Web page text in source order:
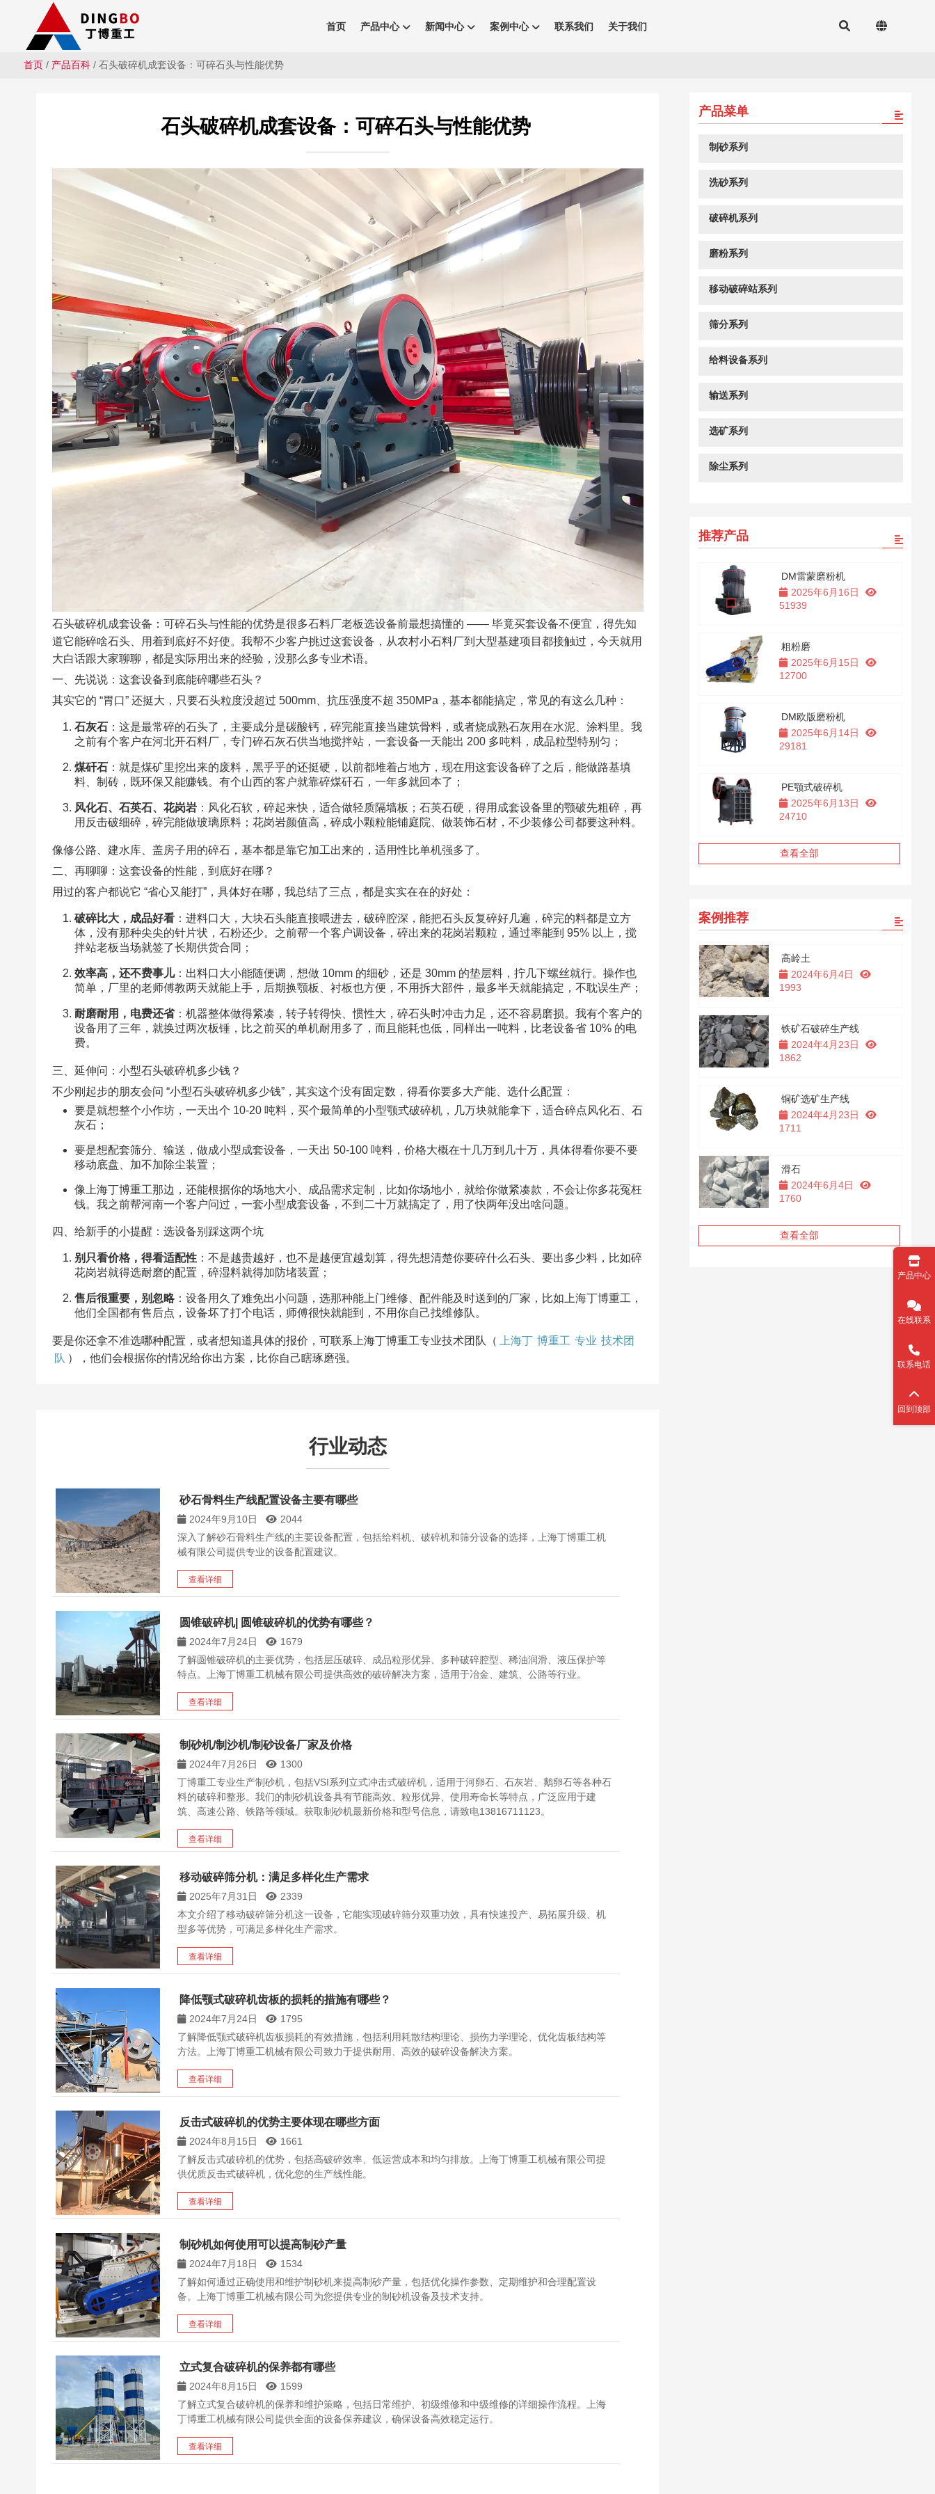
首页 产品中心 新闻中心 案例中心 联系我们 关于我们
首页/ 产品百科/ 石头破碎机成套设备：可碎石头与性能优势
石头破碎机成套设备：可碎石头与性能优势
石头破碎机成套设备：可碎石头与性能的优势是很多石料厂老板选设备前最想搞懂的 —— 毕竟买套设备不便宜，得先知
道它能碎啥石头、用着到底好不好使。我帮不少客户挑过这套设备，从农村小石料厂到大型基建项目都接触过，今天就用
大白话跟大家聊聊，都是实际用出来的经验，没那么多专业术语。​
一、先说说：这套设备到底能碎哪些石头？​
其实它的 “胃口” 还挺大，只要石头粒度没超过 500mm、抗压强度不超 350MPa，基本都能搞定，常见的有这么几种：​
石灰石：这是最常碎的石头了，主要成分是碳酸钙，碎完能直接当建筑骨料，或者烧成熟石灰用在水泥、涂料里。我
之前有个客户在河北开石料厂，专门碎石灰石供当地搅拌站，一套设备一天能出 200 多吨料，成品粒型特别匀；​
煤矸石：就是煤矿里挖出来的废料，黑乎乎的还挺硬，以前都堆着占地方，现在用这套设备碎了之后，能做路基填
料、制砖，既环保又能赚钱。有个山西的客户就靠碎煤矸石，一年多就回本了；​
风化石、石英石、花岗岩：风化石软，碎起来快，适合做轻质隔墙板；石英石硬，得用成套设备里的颚破先粗碎，再
用反击破细碎，碎完能做玻璃原料；花岗岩颜值高，碎成小颗粒能铺庭院、做装饰石材，不少装修公司都要这种料。​
像修公路、建水库、盖房子用的碎石，基本都是靠它加工出来的，适用性比单机强多了。​
二、再聊聊：这套设备的性能，到底好在哪？​
用过的客户都说它 “省心又能打”，具体好在哪，我总结了三点，都是实实在在的好处：​
破碎比大，成品好看：进料口大，大块石头能直接喂进去，破碎腔深，能把石头反复碎好几遍，碎完的料都是立方
体，没有那种尖尖的针片状，石粉还少。之前帮一个客户调设备，碎出来的花岗岩颗粒，通过率能到 95% 以上，搅
拌站老板当场就签了长期供货合同；​
效率高，还不费事儿：出料口大小能随便调，想做 10mm 的细砂，还是 30mm 的垫层料，拧几下螺丝就行。操作也
简单，厂里的老师傅教两天就能上手，后期换颚板、衬板也方便，不用拆大部件，最多半天就能搞定，不耽误生产；​
耐磨耐用，电费还省：机器整体做得紧凑，转子转得快、惯性大，碎石头时冲击力足，还不容易磨损。我有个客户的
设备用了三年，就换过两次板锤，比之前买的单机耐用多了，而且能耗也低，同样出一吨料，比老设备省 10% 的电
费。​
三、延伸问：小型石头破碎机多少钱？​
不少刚起步的朋友会问 “小型石头破碎机多少钱”，其实这个没有固定数，得看你要多大产能、选什么配置：​
要是就想整个小作坊，一天出个 10-20 吨料，买个最简单的小型颚式破碎机，几万块就能拿下，适合碎点风化石、石
灰石；​
要是想配套筛分、输送，做成小型成套设备，一天出 50-100 吨料，价格大概在十几万到几十万，具体得看你要不要
移动底盘、加不加除尘装置；​
像上海丁博重工那边，还能根据你的场地大小、成品需求定制，比如你场地小，就给你做紧凑款，不会让你多花冤枉
钱。我之前帮河南一个客户问过，一套小型成套设备，不到二十万就搞定了，用了快两年没出啥问题。​
四、给新手的小提醒：选设备别踩这两个坑​
别只看价格，得看适配性：不是越贵越好，也不是越便宜越划算，得先想清楚你要碎什么石头、要出多少料，比如碎
花岗岩就得选耐磨的配置，碎湿料就得加防堵装置；​
售后很重要，别忽略：设备用久了难免出小问题，选那种能上门维修、配件能及时送到的厂家，比如上海丁博重工，
他们全国都有售后点，设备坏了打个电话，师傅很快就能到，不用你自己找维修队。​
要是你还拿不准选哪种配置，或者想知道具体的报价，可联系上海丁博重工专业技术团队（ 上海丁 博重工 专业 技术团
队 ），他们会根据你的情况给你出方案，比你自己瞎琢磨强。
行业动态
砂石骨料生产线配置设备主要有哪些
2024年9月10日
2044
深入了解砂石骨料生产线的主要设备配置，包括给料机、破碎机和筛分设备的选择，上海丁博重工机
械有限公司提供专业的设备配置建议。
查看详细
圆锥破碎机| 圆锥破碎机的优势有哪些？
2024年7月24日
1679
了解圆锥破碎机的主要优势，包括层压破碎、成品粒形优异、多种破碎腔型、稀油润滑、液压保护等
特点。上海丁博重工机械有限公司提供高效的破碎解决方案，适用于冶金、建筑、公路等行业。
查看详细
制砂机/制沙机/制砂设备厂家及价格
2024年7月26日
1300
丁博重工专业生产制砂机，包括VSI系列立式冲击式破碎机，适用于河卵石、石灰岩、鹅卵石等各种石
料的破碎和整形。我们的制砂机设备具有节能高效、粒形优异、使用寿命长等特点，广泛应用于建
筑、高速公路、铁路等领域。获取制砂机最新价格和型号信息，请致电13816711123。
查看详细
移动破碎筛分机：满足多样化生产需求
2025年7月31日
2339
本文介绍了移动破碎筛分机这一设备，它能实现破碎筛分双重功效，具有快速投产、易拓展升级、机
型多等优势，可满足多样化生产需求。
查看详细
降低颚式破碎机齿板的损耗的措施有哪些？
2024年7月24日
1795
了解降低颚式破碎机齿板损耗的有效措施，包括利用耗散结构理论、损伤力学理论、优化齿板结构等
方法。上海丁博重工机械有限公司致力于提供耐用、高效的破碎设备解决方案。
查看详细
反击式破碎机的优势主要体现在哪些方面
2024年8月15日
1661
了解反击式破碎机的优势，包括高破碎效率、低运营成本和均匀排放。上海丁博重工机械有限公司提
供优质反击式破碎机，优化您的生产线性能。
查看详细
制砂机如何使用可以提高制砂产量
2024年7月18日
1534
了解如何通过正确使用和维护制砂机来提高制砂产量，包括优化操作参数、定期维护和合理配置设
备。上海丁博重工机械有限公司为您提供专业的制砂机设备及技术支持。
查看详细
立式复合破碎机的保养都有哪些
2024年8月15日
1599
了解立式复合破碎机的保养和维护策略，包括日常维护、初级维修和中级维修的详细操作流程。上海
丁博重工机械有限公司提供全面的设备保养建议，确保设备高效稳定运行。
查看详细
产品菜单
制砂系列
洗砂系列
破碎机系列
磨粉系列
移动破碎站系列
筛分系列
给料设备系列
输送系列
选矿系列
除尘系列
推荐产品
DM雷蒙磨粉机
2025年6月16日
51939
粗粉磨
2025年6月15日
12700
DM欧版磨粉机
2025年6月14日
29181
PE颚式破碎机
2025年6月13日
24710
查看全部
案例推荐
高岭土
2024年6月4日
1993
铁矿石破碎生产线
2024年4月23日
1862
铜矿选矿生产线
2024年4月23日
1711
滑石
2024年6月4日
1760
查看全部
产品中心
在线联系
联系电话
回到顶部